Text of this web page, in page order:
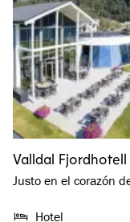
Valldal Fjordhotell
Justo en el corazón
Hotel